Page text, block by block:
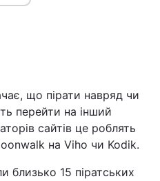
що пірати навряд чи
перейти на інший
сайтів це роблять
на Viho чи Kodik.
близько 15 піратських